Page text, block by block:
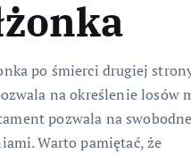
po śmierci drugiej
na określenie losów
pozwala na swobodne
Warto pamiętać, że